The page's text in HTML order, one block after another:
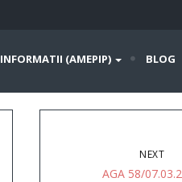
INFORMATII (AMEPIP) BLOG
NEXT
AGA 58/